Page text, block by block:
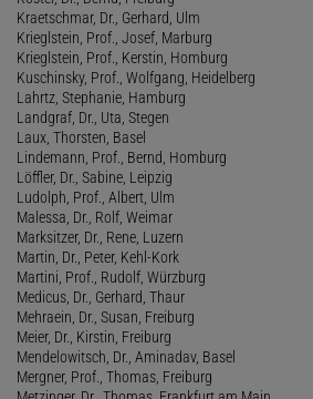
Kraetschmar, Dr., Gerhard, Ulm
Krieglstein, Prof., Josef, Marburg
Krieglstein, Prof., Kerstin, Homburg
Kuschinsky, Prof., Wolfgang, Heidelberg
Lahrtz, Stephanie, Hamburg
Landgraf, Dr., Uta, Stegen
Laux, Thorsten, Basel
Lindemann, Prof., Bernd, Homburg
Löffler, Dr., Sabine, Leipzig
Ludolph, Prof., Albert, Ulm
Malessa, Dr., Rolf, Weimar
Marksitzer, Dr., Rene, Luzern
Martin, Dr., Peter, Kehl-Kork
Martini, Prof., Rudolf, Würzburg
Medicus, Dr., Gerhard, Thaur
Mehraein, Dr., Susan, Freiburg
Meier, Dr., Kirstin, Freiburg
Mendelowitsch, Dr., Aminadav, Basel
Mergner, Prof., Thomas, Freiburg